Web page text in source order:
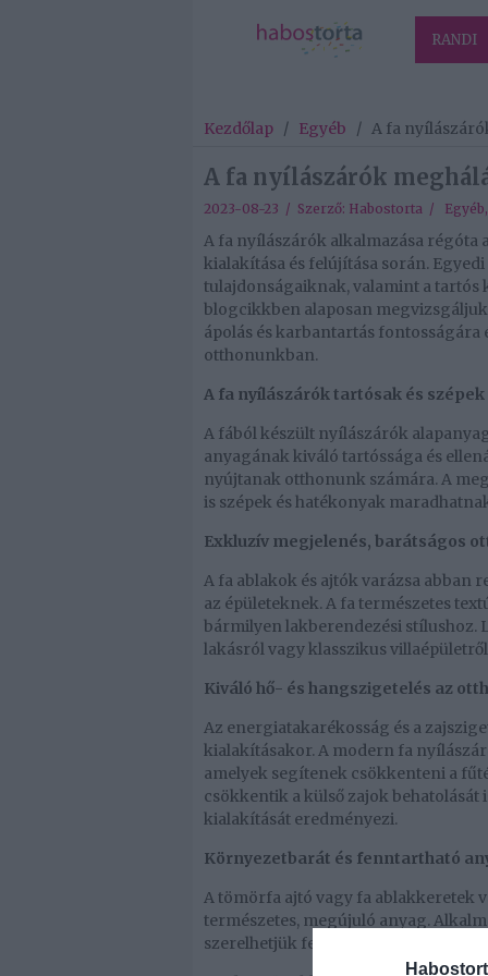
RANDI
Kezdőlap / Egyéb / A fa
A fa nyílászárók
2023-08-23 / Szerző: Habostorta / Egyéb,
A fa nyílászárók alkalmazása régóta
kialakítása és felújítása során.
tulajdonságaiknak, valamint a tartós
blogcikkben alaposan
ápolás és karbantartás
otthonunkban.
A fa nyílászárók tartósak és szépek
A fából készült nyílászárók
anyagának kiváló tartóssága és
nyújtanak otthonunk számára. A
is szépek és hatékonyak
Exkluzív megjelenés, barátságos
A fa ablakok és ajtók varázsa abban
az épületeknek. A fa természetes
bármilyen lakberendezési stílushoz.
lakásról vagy klasszikus
Kiváló hő- és hangszigetelés az
Az energiatakarékosság és a
kialakításakor. A modern fa
amelyek segítenek csökkenteni a
csökkentik a külső zajok
kialakítását eredményezi.
Környezetbarát és fenntartható
A tömörfa ajtó vagy fa ablakkeretek
természetes, megújuló anyag.
szerelhetjük fel az otthonunkat,